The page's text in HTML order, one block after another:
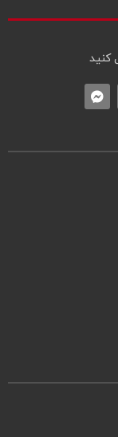
کنید